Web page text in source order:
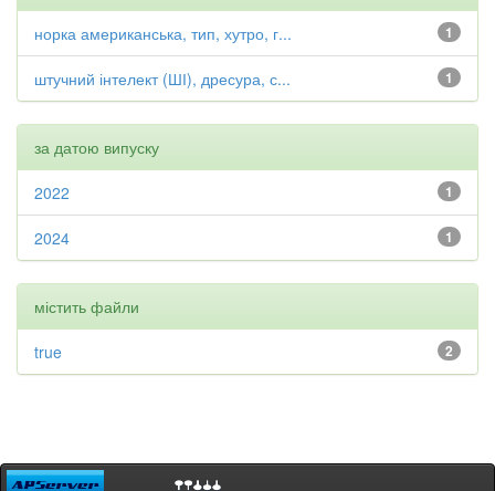
1
норка американська, тип, хутро, г...
1
штучний інтелект (ШІ), дресура, с...
за датою випуску
1
2022
1
2024
містить файли
2
true